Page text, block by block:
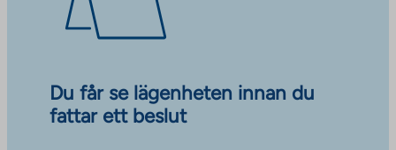
Du får se lägenheten innan du
fattar ett beslut